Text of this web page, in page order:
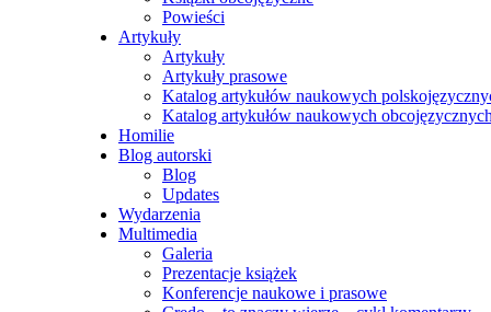
Powieści
Artykuły
Artykuły
Artykuły prasowe
Katalog artykułów naukowych
Katalog artykułów naukowych
Homilie
Blog autorski
Blog
Updates
Wydarzenia
Multimedia
Galeria
Prezentacje książek
Konferencje naukowe i prasowe